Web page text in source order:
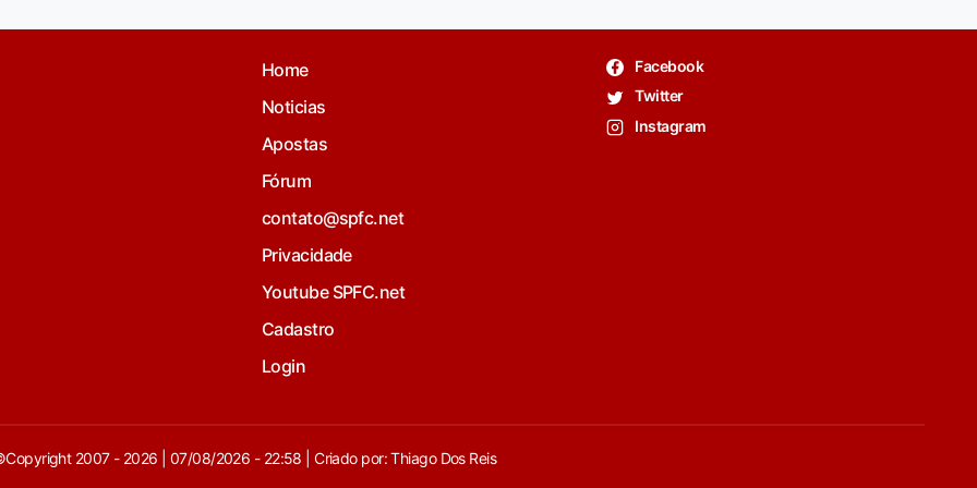
Home
Noticias
Apostas
Fórum
contato@spfc.net
Privacidade
Youtube SPFC.net
Cadastro
Login
Facebook
Twitter
Instagram
2007 - 2026 | 07/08/2026 - 22:58 | Criado por: Thiago Dos Reis